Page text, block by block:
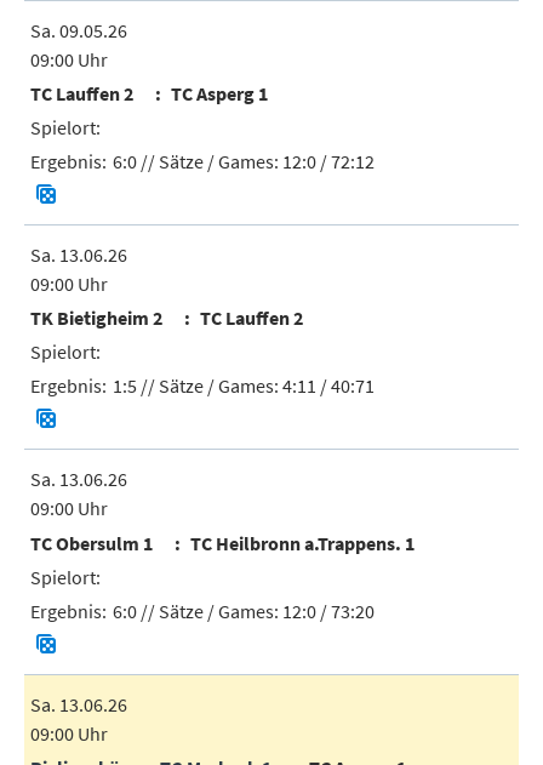
Sa. 09.05.26
09:00 Uhr
TC Lauffen 2
TC Asperg 1
6:0 // Sätze / Games: 12:0 / 72:12
Sa. 13.06.26
09:00 Uhr
TK Bietigheim 2
TC Lauffen 2
1:5 // Sätze / Games: 4:11 / 40:71
Sa. 13.06.26
09:00 Uhr
TC Obersulm 1
TC Heilbronn a.Trappens. 1
6:0 // Sätze / Games: 12:0 / 73:20
Sa. 13.06.26
09:00 Uhr